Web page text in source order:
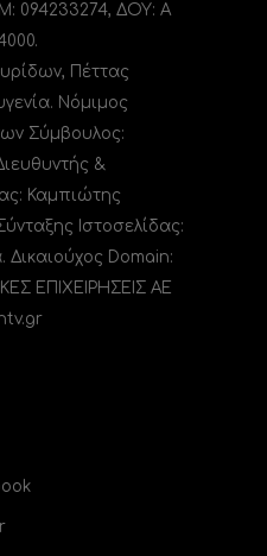
094233274, ΔΟΥ: A
Πέττας
Νόμιμος
Σύμβουλος:
&
Καμπιώτης
Ιστοσελίδας:
Domain:
ΕΠΙΧΕΙΡΗΣΕΙΣ ΑΕ